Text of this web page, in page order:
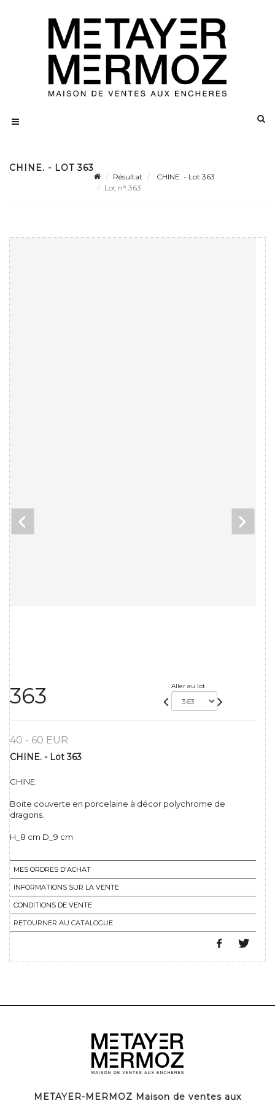
CHINE. - LOT 363
Résultat
CHINE. - Lot 363
Lot n° 363
363 Aller au lot
40 - 60 EUR
CHINE. - Lot 363
CHINE.
Boite couverte en porcelaine à décor polychrome de
dragons.
H_8 cm D_9 cm
MES ORDRES D'ACHAT
INFORMATIONS SUR LA VENTE
CONDITIONS DE VENTE
RETOURNER AU CATALOGUE
METAYER-MERMOZ Maison de ventes aux